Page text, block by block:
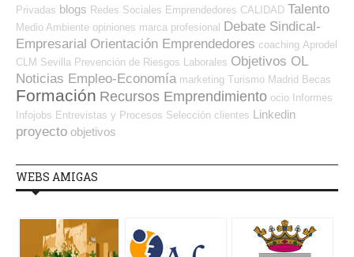
Privadas blogs Redes Sociales Emprendedores CALIDAD Talento
Medio Ambiente opiniones marca profesional Debate Sindical-
Empresarial Orientación Emprendedores coaching Aprodel
CLM Sevilla Prevención de Riesgos Laborales Objetivos OL
Noticias Empleo-Economía marketing Turismo Madrid Becas
Formación Recursos Emprendimiento ocio Informes
Infojobs Entrevistas y Procesos Selección clientes Linkedin
proyecto objetivos
WEBS AMIGAS